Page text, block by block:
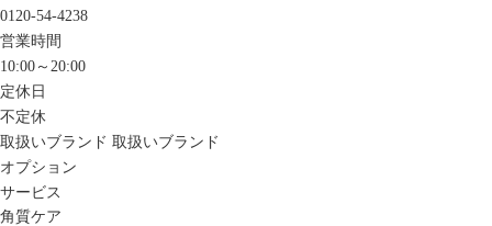
0120-54-4238
営業時間
10:00～20:00
定休日
不定休
取扱いブランド 取扱いブランド
オプション
サービス
角質ケア